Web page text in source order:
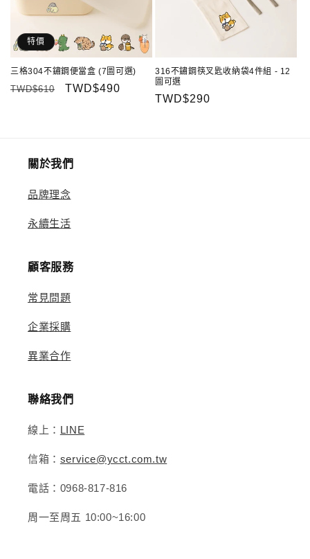
特價
三格304不鏽鋼便當盒 (7圖可選)
定
TWD$610
售
TWD$490
316不鏽鋼筷叉匙收納袋4件組 - 12
圖可選
定
TWD$290
關於我們
品牌理念
永續生活
顧客服務
常見問題
企業採購
異業合作
聯絡我們
線上： LINE
信箱： service@ycct.com.tw
電話：0968-817-816
周一至周五 10:00~16:00